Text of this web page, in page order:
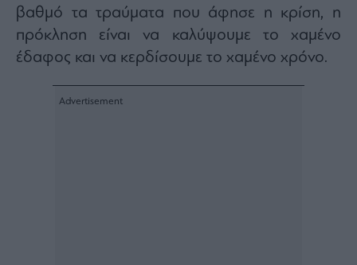
βαθμό τα τραύματα που άφησε η κρίση, η
πρόκληση είναι να καλύψουμε το χαμένο
έδαφος και να κερδίσουμε το χαμένο χρόνο.